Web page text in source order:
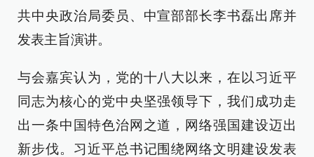
共中央政治局委员、中宣部部长李书磊出席并
发表主旨演讲。
与会嘉宾认为，党的十八大以来，在以习近平
同志为核心的党中央坚强领导下，我们成功走
出一条中国特色治网之道，网络强国建设迈出
新步伐。习近平总书记围绕网络文明建设发表